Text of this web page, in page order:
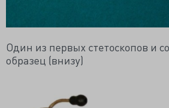
Один из первых стетоскопов и
образец (внизу)